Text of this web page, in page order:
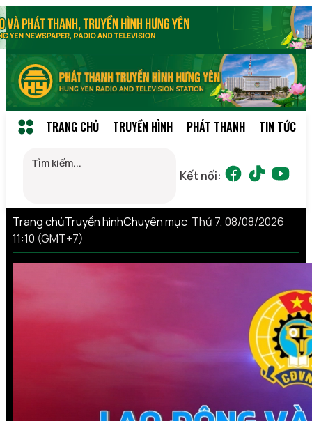
TRANG CHỦ TRUYỀN HÌNH PHÁT THANH TIN TỨC
Kết nối:
Trang chủTruyền hìnhChuyên mục Thứ 7, 08/08/2026
11:10 (GMT+7)